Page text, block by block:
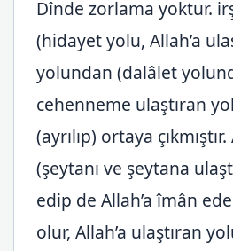
Dînde zorlama yoktur.
(hidayet yolu, Allah’a
yolundan (dalâlet
cehenneme ulaştıran
(ayrılıp) ortaya
(şeytanı ve şeytana
edip de Allah’a îmân
olur, Allah’a ulaştıran